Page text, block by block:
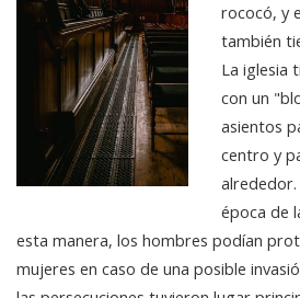
rococó, y
también
La iglesia
con un
asientos
centro y
época de
esta manera, los hombres podían
mujeres en caso de una posible